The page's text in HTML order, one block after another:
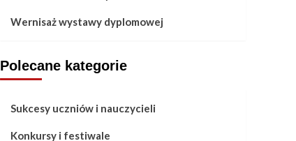
Wernisaż wystawy dyplomowej
Polecane kategorie
Sukcesy uczniów i nauczycieli
Konkursy i festiwale